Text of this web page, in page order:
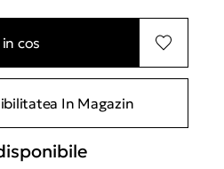
cos
In Magazin